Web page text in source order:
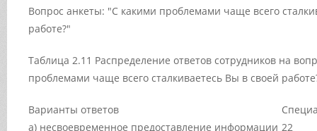
Вопрос анкеты: "С какими проблемами чаще всего
работе?"
Таблица 2.11 Распределение ответов сотрудников на
проблемами чаще всего сталкиваетесь Вы в своей
Варианты ответов
а) несвоевременное предоставление информации 22